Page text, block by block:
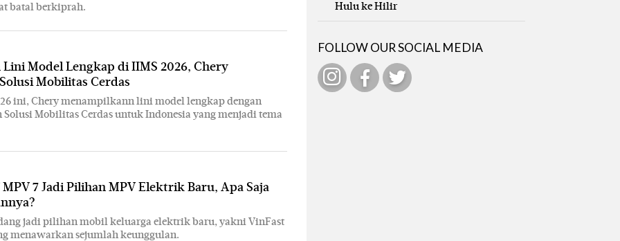
batal berkiprah.
Model Lengkap di IIMS 2026, Chery
Mobilitas Cerdas
ini, Chery menampilkann lini model lengkap dengan
Mobilitas Cerdas untuk Indonesia yang menjadi tema
MPV 7 Jadi Pilihan MPV Elektrik Baru, Apa Saja
jadi pilihan mobil keluarga elektrik baru, yakni VinFast
menawarkan sejumlah keunggulan.
Hulu ke Hilir
FOLLOW OUR SOCIAL MEDIA